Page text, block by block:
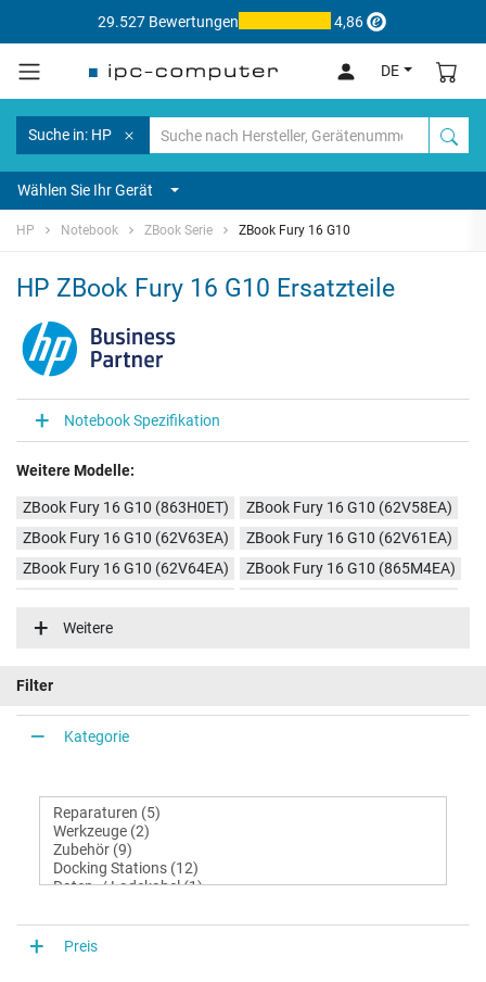
29.527 Bewertungen 4,86
DE
Suche in: HP
Wählen Sie Ihr Gerät
HP Notebook ZBook Serie ZBook Fury 16 G10
HP ZBook Fury 16 G10 Ersatzteile
Notebook Spezifikation
Weitere Modelle:
ZBook Fury 16 G10 (863H0ET)
ZBook Fury 16 G10 (62V58EA)
ZBook Fury 16 G10 (62V63EA)
ZBook Fury 16 G10 (62V61EA)
ZBook Fury 16 G10 (62V64EA)
ZBook Fury 16 G10 (865M4EA)
ZBook Fury 16 G10 (62W58EA)
ZBook Fury 16 G10 (98J41ET)
Weitere
Filter
Kategorie
Preis